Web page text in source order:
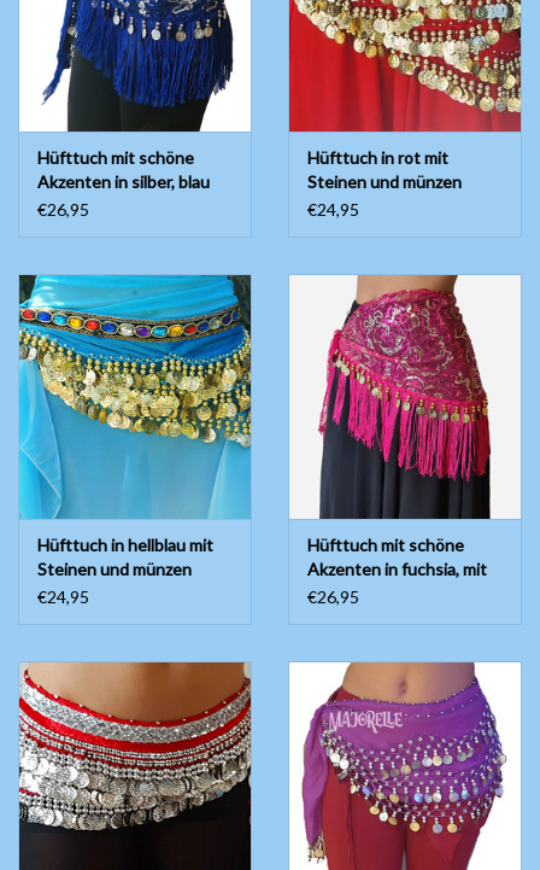
Hüfttuch mit schöne
Akzenten in silber, blau
mit silbernen Münzen
€26,95
Hüfttuch in rot mit
Steinen und münzen
€24,95
Hüfttuch in hellblau mit
Steinen und münzen
€24,95
Hüfttuch mit schöne
Akzenten in fuchsia, mit
goldenen Münzen
€26,95